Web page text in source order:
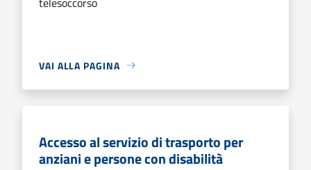
VAI ALLA PAGINA
Accesso al servizio di trasporto per
anziani e persone con disabilità